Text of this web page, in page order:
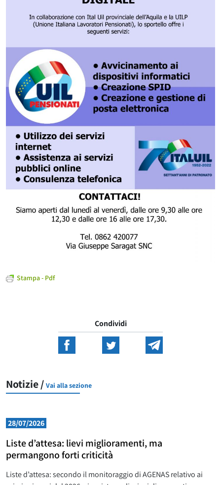
Stampa - Pdf
Condividi
Notizie / Vai alla sezione
28/07/2026
Liste d’attesa: lievi miglioramenti, ma
permangono forti criticità
Liste d’attesa: secondo il monitoraggio di AGENAS relativo ai